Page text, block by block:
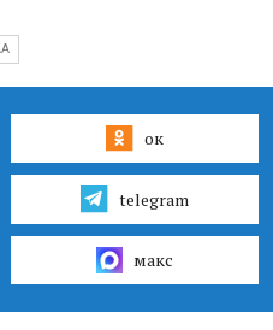
ок
telegram
макс